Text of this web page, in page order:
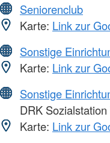
Seniorenclub
Karte: Link zur
Sonstige
Karte: Link zur
Sonstige
DRK Sozialstation
Karte: Link zur